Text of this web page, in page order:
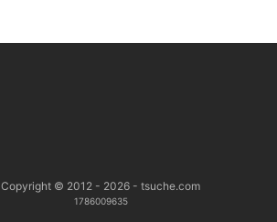
Copyright © 2012 - 2026 - tsuche.com
1786009635